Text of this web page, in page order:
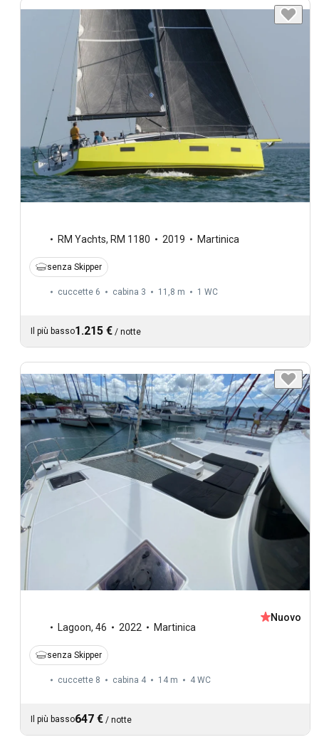
RM Yachts, RM 1180 2019 Martinica
senza Skipper
cuccette 6 cabina 3 11,8 m 1 WC
Il più basso1.215 € / notte
Lagoon, 46 2022 Martinica
Nuovo
senza Skipper
cuccette 8 cabina 4 14 m 4 WC
Il più basso647 € / notte